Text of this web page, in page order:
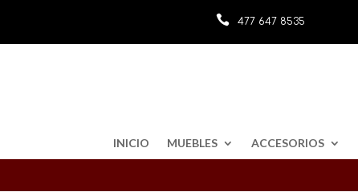
 477 647 8535
INICIO MUEBLES ACCESORIOS